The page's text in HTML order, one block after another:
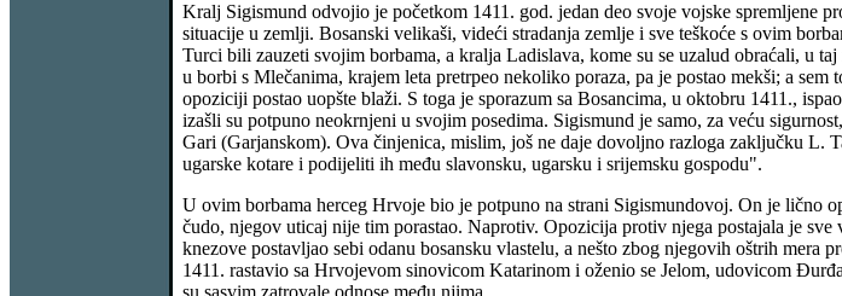
Kralj Sigismund odvojio je početkom 1411. god. jedan deo svoje vojske spremljene
situacije u zemlji. Bosanski velikaši, videći stradanja zemlje i sve teškoće s ovim
Turci bili zauzeti svojim borbama, a kralja Ladislava, kome su se uzalud obraćali, u
u borbi s Mlečanima, krajem leta pretrpeo nekoliko poraza, pa je postao mekši; a
opoziciji postao uopšte blaži. S toga je sporazum sa Bosancima, u oktobru 1411.,
izašli su potpuno neokrnjeni u svojim posedima. Sigismund je samo, za veću
Gari (Garjanskom). Ova činjenica, mislim, još ne daje dovoljno razloga zaključku L.
ugarske kotare i podijeliti ih među slavonsku, ugarsku i srijemsku gospodu".
U ovim borbama herceg Hrvoje bio je potpuno na strani Sigismundovoj. On je lično
čudo, njegov uticaj nije tim porastao. Naprotiv. Opozicija protiv njega postajala je
knezove postavljao sebi odanu bosansku vlastelu, a nešto zbog njegovih oštrih
1411. rastavio sa Hrvojevom sinovicom Katarinom i oženio se Jelom, udovicom